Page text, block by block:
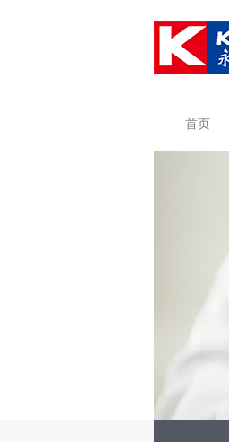
首页